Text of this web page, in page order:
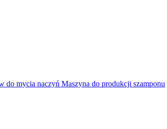
do mycia naczyń Maszyna do produkcji szamponu